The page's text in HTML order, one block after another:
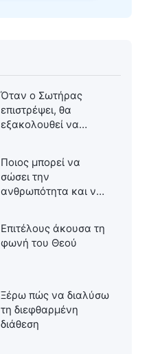
Όταν ο Σωτήρας
επιστρέψει, θα
εξακολουθεί να
Ποιος μπορεί να
σώσει την
ανθρωπότητα και να
Επιτέλους άκουσα τη
φωνή του Θεού
Ξέρω πώς να διαλύσω
τη διεφθαρμένη
διάθεση